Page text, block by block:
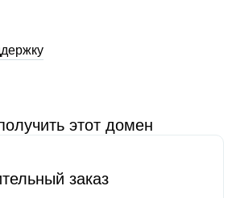
этот домен
заказ